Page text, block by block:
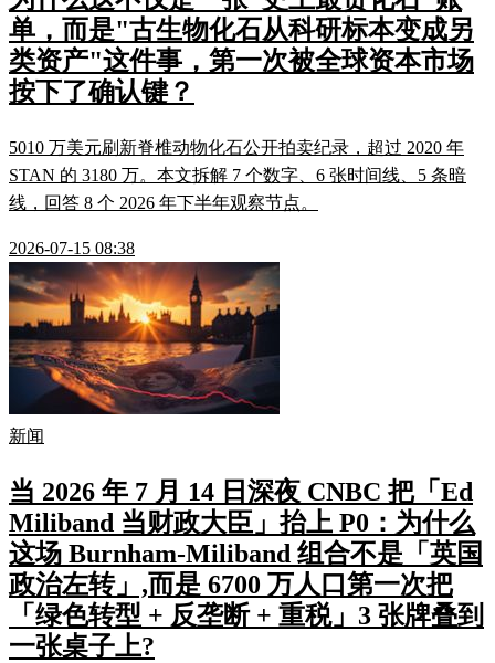
单，而是"古生物化石从科研标本变成另
类资产"这件事，第一次被全球资本市场
按下了确认键？
5010 万美元刷新脊椎动物化石公开拍卖纪录，超过 2020 年
STAN 的 3180 万。本文拆解 7 个数字、6 张时间线、5 条暗
线，回答 8 个 2026 年下半年观察节点。
2026-07-15 08:38
新闻
当 2026 年 7 月 14 日深夜 CNBC 把「Ed
Miliband 当财政大臣」抬上 P0：为什么
这场 Burnham-Miliband 组合不是「英国
政治左转」,而是 6700 万人口第一次把
「绿色转型 + 反垄断 + 重税」3 张牌叠到
一张桌子上?